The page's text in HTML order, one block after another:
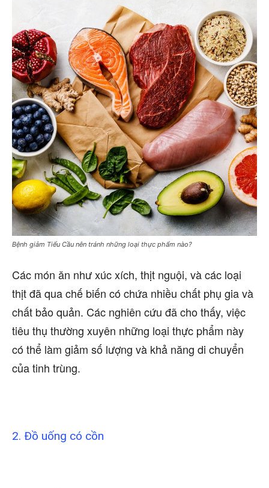
Bệnh giảm Tiểu Cầu nên tránh những loại thực phẩm nào?
Các món ăn như xúc xích, thịt nguội, và các loại
thịt đã qua chế biến có chứa nhiều chất phụ gia và
chất bảo quản. Các nghiên cứu đã cho thấy, việc
tiêu thụ thường xuyên những loại thực phẩm này
có thể làm giảm số lượng và khả năng di chuyển
của tinh trùng.
2. Đồ uống có cồn